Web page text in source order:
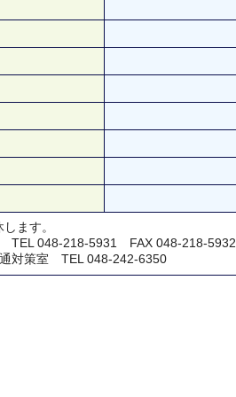
ます。
TEL 048-218-5931 FAX 048-218-5932
対策室 TEL 048-242-6350